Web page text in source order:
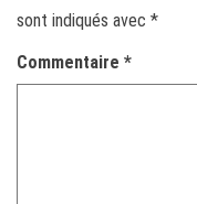
sont indiqués avec *
Commentaire *